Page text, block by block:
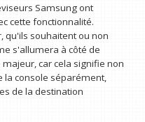
Samsung ont
cette fonctionnalité.
qu'ils souhaitent ou non
s'allumera à côté de
car cela signifie non
la console séparément,
de la destination